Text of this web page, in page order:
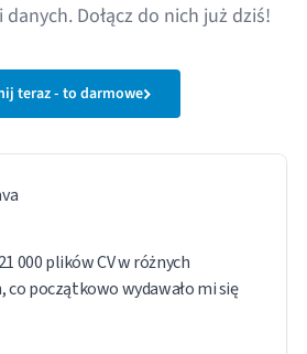
Dołącz do nich już dziś!
teraz - to darmowe
000 plików CV w różnych
co początkowo wydawało mi się